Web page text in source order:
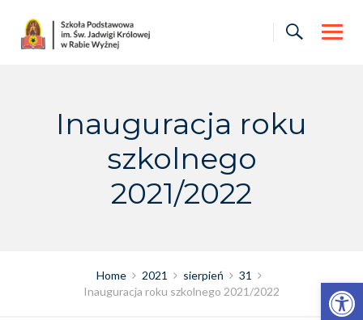
Otwórz pasek narzędzi
content
Inauguracja roku
szkolnego
2021/2022
Home 2021 sierpień
31
Inauguracja roku szkolnego 2021/2022